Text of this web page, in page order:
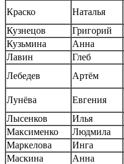
Краско
Наталья
Кузнецов
Григорий
Кузьмина
Анна
Лавин
Глеб
Лебедев
Артём
Лунёва Евгения
Лысенков
Илья
Максименко
Людмила
Маркелова
Инга
Маскина
Анна